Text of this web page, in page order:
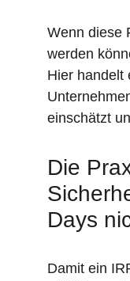
Wenn diese
werden
Hier handelt
einschätzt
Die
Days
Damit ein